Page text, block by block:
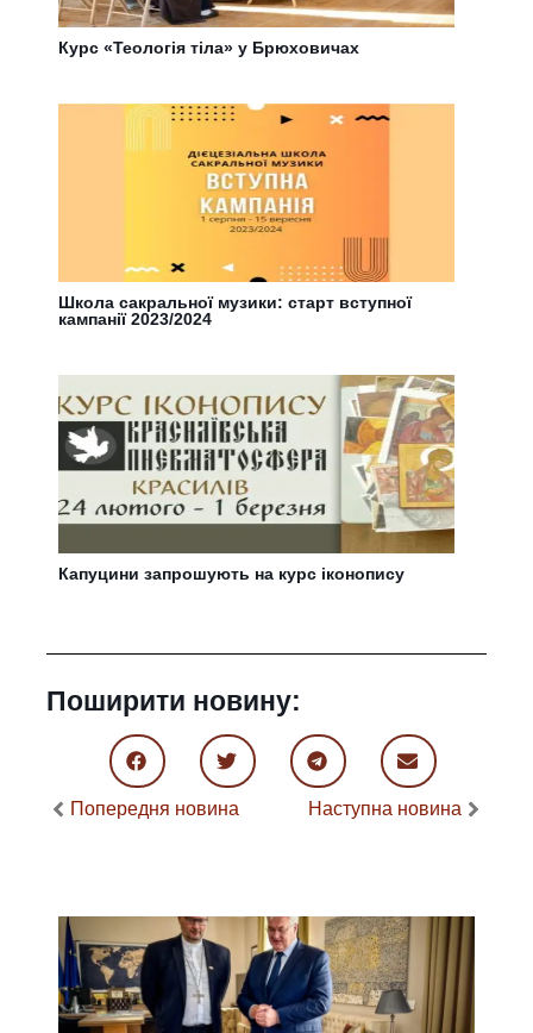
Курс «Теологія тіла» у Брюховичах
Школа сакральної музики: старт вступної
кампанії 2023/2024
Капуцини запрошують на курс іконопису
Поширити новину:
Попередня новина Наступна новина